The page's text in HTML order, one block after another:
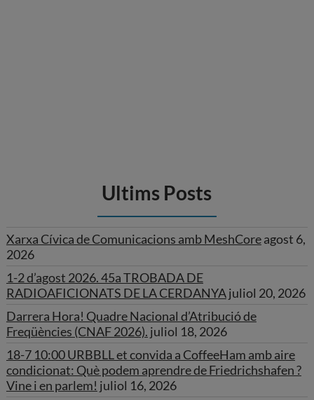
Ultims Posts
Xarxa Cívica de Comunicacions amb MeshCoreagost 6,
2026
1-2 d’agost 2026. 45a TROBADA DE
RADIOAFICIONATS DE LA CERDANYAjuliol 20, 2026
Darrera Hora! Quadre Nacional d’Atribució de
Freqüències (CNAF 2026). juliol 18, 2026
18-7 10:00 URBBLL et convida a CoffeeHam amb aire
condicionat: Què podem aprendre de Friedrichshafen ?
Vine i en parlem! juliol 16, 2026